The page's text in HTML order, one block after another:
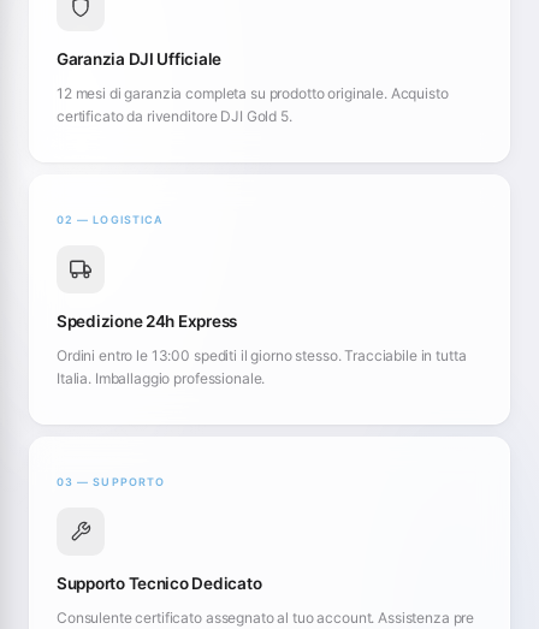
Garanzia DJI Ufficiale
12 mesi di garanzia completa su prodotto originale. Acquisto
certificato da rivenditore DJI Gold 5.
02 — LOGISTICA
Spedizione 24h Express
Ordini entro le 13:00 spediti il giorno stesso. Tracciabile in tutta
Italia. Imballaggio professionale.
03 — SUPPORTO
Supporto Tecnico Dedicato
Consulente certificato assegnato al tuo account. Assistenza pre